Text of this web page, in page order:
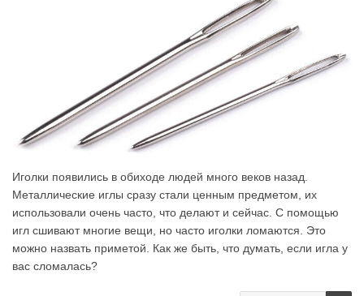
Иголки появились в обиходе людей много веков назад.
Металлические иглы сразу стали ценным предметом, их
использовали очень часто, что делают и сейчас. С помощью
игл сшивают многие вещи, но часто иголки ломаются. Это
можно назвать приметой. Как же быть, что думать, если игла у
вас сломалась?